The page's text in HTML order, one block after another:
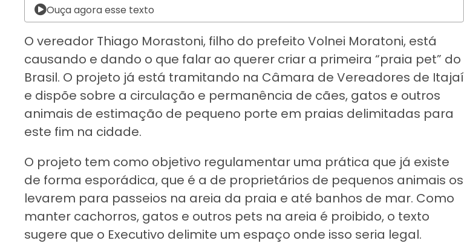
Ouça agora esse texto
O vereador Thiago Morastoni, filho do prefeito Volnei Moratoni, está
causando e dando o que falar ao querer criar a primeira “praia pet” do
Brasil. O projeto já está tramitando na Câmara de Vereadores de Itajaí
e dispõe sobre a circulação e permanência de cães, gatos e outros
animais de estimação de pequeno porte em praias delimitadas para
este fim na cidade.
O projeto tem como objetivo regulamentar uma prática que já existe
de forma esporádica, que é a de proprietários de pequenos animais os
levarem para passeios na areia da praia e até banhos de mar. Como
manter cachorros, gatos e outros pets na areia é proibido, o texto
sugere que o Executivo delimite um espaço onde isso seria legal.